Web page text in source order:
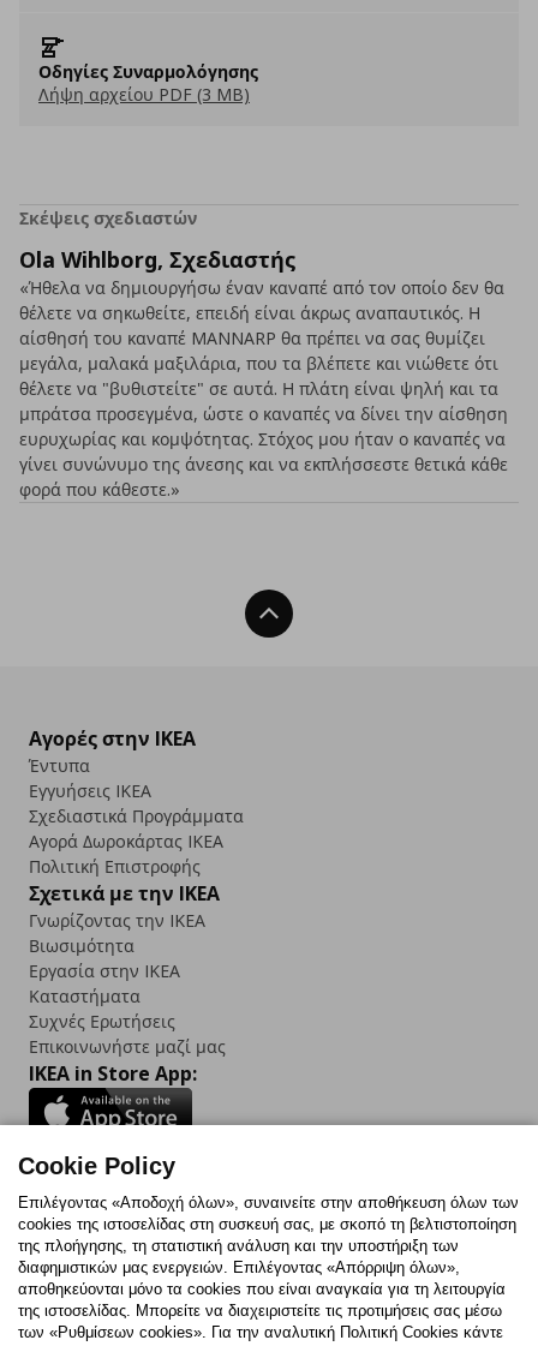
Οδηγίες Συναρμολόγησης
Λήψη αρχείου PDF (3 MB)
Σκέψεις σχεδιαστών
Ola Wihlborg, Σχεδιαστής
«Ήθελα να δημιουργήσω έναν καναπέ από τον οποίο δεν θα
θέλετε να σηκωθείτε, επειδή είναι άκρως αναπαυτικός. Η
αίσθησή του καναπέ MANNARP θα πρέπει να σας θυμίζει
μεγάλα, μαλακά μαξιλάρια, που τα βλέπετε και νιώθετε ότι
θέλετε να "βυθιστείτε" σε αυτά. Η πλάτη είναι ψηλή και τα
μπράτσα προσεγμένα, ώστε ο καναπές να δίνει την αίσθηση
ευρυχωρίας και κομψότητας. Στόχος μου ήταν ο καναπές να
γίνει συνώνυμο της άνεσης και να εκπλήσσεστε θετικά κάθε
φορά που κάθεστε.»
Back To Top
Αγορές στην IKEA
Έντυπα
Εγγυήσεις IKEA
Σχεδιαστικά Προγράμματα
Αγορά Δωρoκάρτας IKEA
Πολιτική Επιστροφής
Σχετικά με την IKEA
Γνωρίζοντας την IKEA
Βιωσιμότητα
Εργασία στην IKEA
Καταστήματα
Συχνές Ερωτήσεις
Επικοινωνήστε μαζί μας
IKEA in Store App:
Follow us:
FacebookInstagram
TikTokYoutubePinterestTwitter
Cookie Policy
Επιλέγοντας «Αποδοχή όλων», συναινείτε στην αποθήκευση όλων των
cookies της ιστοσελίδας στη συσκευή σας, με σκοπό τη βελτιστοποίηση
της πλοήγησης, τη στατιστική ανάλυση και την υποστήριξη των
διαφημιστικών μας ενεργειών. Επιλέγοντας «Απόρριψη όλων»,
αποθηκεύονται μόνο τα cookies που είναι αναγκαία για τη λειτουργία
της ιστοσελίδας. Μπορείτε να διαχειριστείτε τις προτιμήσεις σας μέσω
των «Ρυθμίσεων cookies». Για την αναλυτική Πολιτική Cookies κάντε